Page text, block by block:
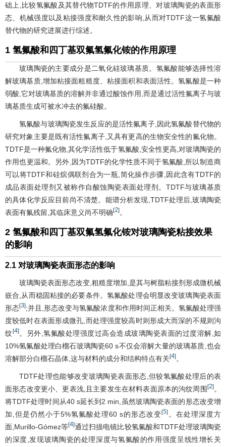
础上,比较氢氟酸及其替代物TDTF的作用原理、对玻璃陶瓷的表面形
态、机械强度以及粘接强度和耐久性的影响,从而对TDTF这一氢氟酸
替代物的研究进展进行综述。
1 氢氟酸和四丁基双氟氢氟化铵的作用原理
玻璃陶瓷的主要成分是二氧化硅玻璃基质。氢氟酸能够选择性溶
解玻璃基质,增加粘接面粗糙度、粘接面积和表面活性。氢氟酸是一种
弱酸,它对玻璃基质的溶解并非通过酸蚀作用,而是通过活性氟离子与玻
璃基质生成可被水冲去的氟硅酸。
氢氟酸与玻璃陶瓷发生反应的是活性氟离子,因此氢氟酸替代物的
研究对象主要是既有活性氟离子,又具有更高的生物安全性的氟化物。
TDTF是一种氟化物,其化学活性低于氢氟酸,安全性更高,对玻璃陶瓷的
作用也更温和。另外,因为TDTF的化学性质不同于氢氟酸,所以制造商
可以将TDTF和硅烷偶联剂合为一瓶,简化操作步骤,因此含有TDTF的
成品表面处理剂又被称作自酸蚀陶瓷表面处理剂。TDTF与玻璃基质
的具体化学反应目前尚不清楚。能谱分析发现,TDTF处理后,玻璃陶瓷
表面有氟残留,其临床意义尚不明确[2] 。
2 氢氟酸和四丁基双氟氢氟化铵对玻璃陶瓷粘接效果
的影响
2.1 对玻璃陶瓷表面形态的影响
玻璃陶瓷表面形态改变,粗糙度增加,是其与树脂粘接剂形成微机械
嵌合,从而稳固粘接的必要条件。氢氟酸处理会明显改变玻璃陶瓷表面
形态[3];并且,形态改变与氢氟酸浓度和作用时间正相关。氢氟酸处理强
度较低时在表面形成微孔,而处理强度较高时则形成大而深的不规则沟
纹[4]。另外,氢氟酸处理强度过高会造成玻璃陶瓷表面的过度溶解,如
10%氢氟酸处理白榴石玻璃陶瓷60 s不仅会溶解大量的玻璃基质,也会
溶解部分白榴石晶体,这与材料的成分和结构特点有关[4] 。
TDTF处理也能够改变玻璃陶瓷表面形态,但较氢氟酸处理后的表
面形态改变更小、更表浅,且主要发生在材料表面原本的沟纹周围 [2]。
将TDTF处理时间从40 s延长到2 min,虽然玻璃陶瓷表面的形态改变增
加,但是仍然小于5%氢氟酸处理60 s的形态改变[5] 。在处理深度方
面,Murillo-Gómez等[4]通过扫描电镜比较氢氟酸和TDTF处理玻璃陶瓷
的深度,发现玻璃陶瓷的处理深度与氢氟酸的作用强度呈线性增长关